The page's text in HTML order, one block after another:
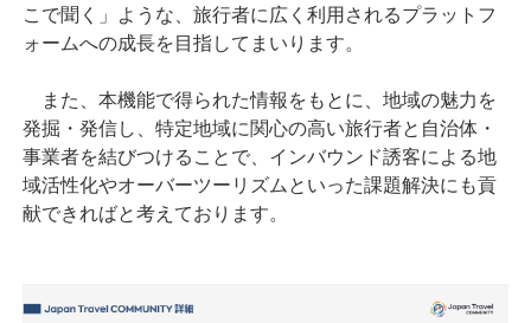
こで聞く」ような、旅行者に広く利用されるプラットフ
ォームへの成長を目指してまいります。
また、本機能で得られた情報をもとに、地域の魅力を
発掘・発信し、特定地域に関心の高い旅行者と自治体・
事業者を結びつけることで、インバウンド誘客による地
域活性化やオーバーツーリズムといった課題解決にも貢
献できればと考えております。